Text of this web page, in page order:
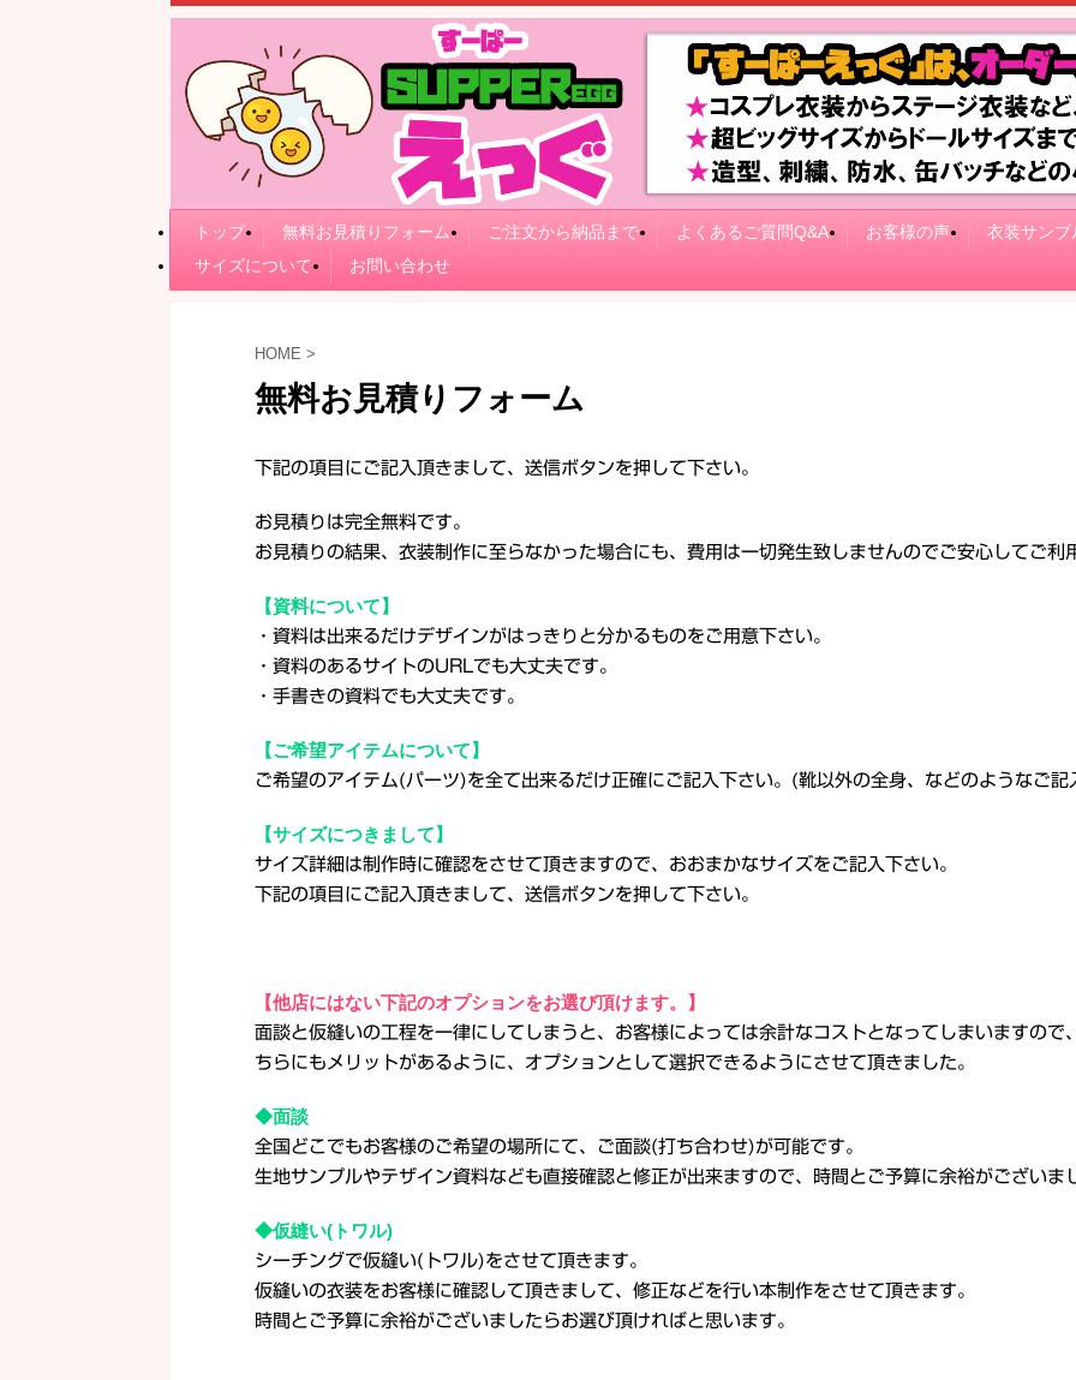
トップ 無料お見積りフォーム ご注文から納品まで よくあるご質問Q&A お客様の声
衣装サンプ
サイズについて
お問い合わせ
HOME >
無料お見積りフォーム
下記の項目にご記入頂きまして、送信ボタンを押して下さい。
お見積りは完全無料です。
お見積りの結果、衣装制作に至らなかった場合にも、費用は一切発生致しませんのでご安心してご利
【資料について】
・資料は出来るだけデザインがはっきりと分かるものをご用意下さい。
・資料のあるサイトのURLでも大丈夫です。
・手書きの資料でも大丈夫です。
【ご希望アイテムについて】
ご希望のアイテム(パーツ)を全て出来るだけ正確にご記入下さい。(靴以外の全身、などのようなご
【サイズにつきまして】
サイズ詳細は制作時に確認をさせて頂きますので、おおまかなサイズをご記入下さい。
下記の項目にご記入頂きまして、送信ボタンを押して下さい。
【他店にはない下記のオプションをお選び頂けます。】
面談と仮縫いの工程を一律にしてしまうと、お客様によっては余計なコストとなってしまいますので
ちらにもメリットがあるように、オプションとして選択できるようにさせて頂きました。
◆面談
全国どこでもお客様のご希望の場所にて、ご面談(打ち合わせ)が可能です。
生地サンプルやテザイン資料なども直接確認と修正が出来ますので、時間とご予算に余裕がございま
◆仮縫い(トワル)
シーチングで仮縫い(トワル)をさせて頂きます。
仮縫いの衣装をお客様に確認して頂きまして、修正などを行い本制作をさせて頂きます。
時間とご予算に余裕がございましたらお選び頂ければと思います。